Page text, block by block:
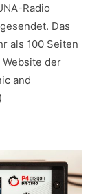
Radio
Das
als 100 Seiten
der
and